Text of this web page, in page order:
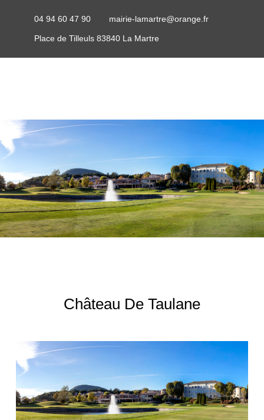
04 94 60 47 90 mairie-lamartre@orange.fr
Place de Tilleuls 83840 La Martre
Château De Taulane